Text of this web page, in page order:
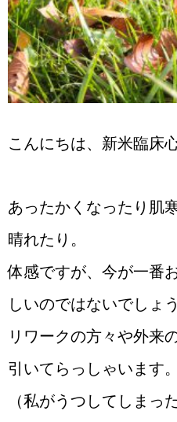
こんにちは、新米臨床
あったかくなったり肌
晴れたり。
体感ですが、今が一番
しいのではないでしょ
リワークの方々や外来
引いてらっしゃいます。
（私がうつしてしまっ